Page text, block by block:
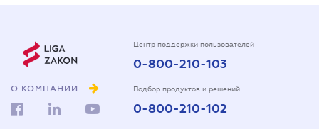
О КОМПАНИИ
Центр поддержки пользователей
0-800-210-103
Подбор продуктов и решений
0-800-210-102